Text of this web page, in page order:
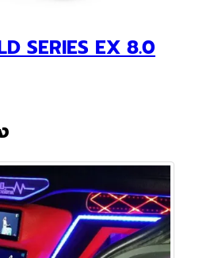
วยสะดุดตา เสียงสะดุดใจ